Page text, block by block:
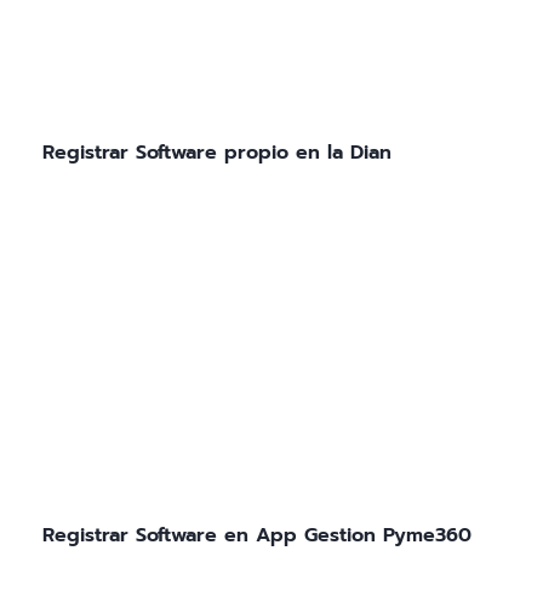
Registrar Software propio en la Dian
Registrar Software en App Gestion Pyme360